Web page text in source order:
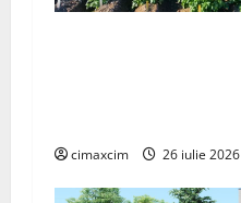
cimaxcim 26 iulie 2026